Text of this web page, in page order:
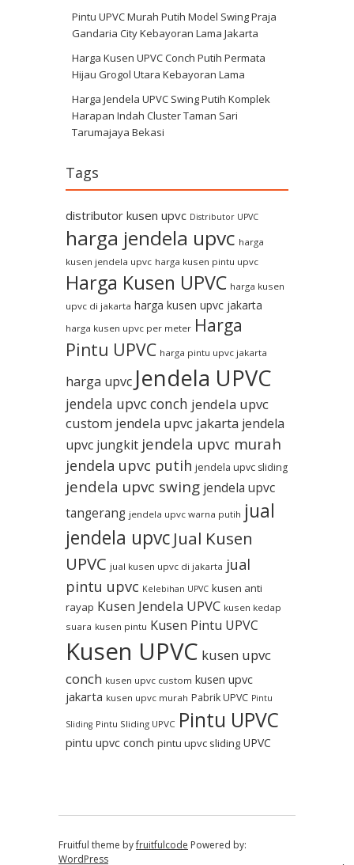
Pintu UPVC Murah Putih Model Swing Praja
Gandaria City Kebayoran Lama Jakarta
Harga Kusen UPVC Conch Putih Permata
Hijau Grogol Utara Kebayoran Lama
Harga Jendela UPVC Swing Putih Komplek
Harapan Indah Cluster Taman Sari
Tarumajaya Bekasi
Tags
distributor kusen upvc Distributor UPVC
harga jendela upvc harga
kusen jendela upvc harga kusen pintu upvc
Harga Kusen UPVC harga kusen
upvc di jakarta harga kusen upvc jakarta
harga kusen upvc per meter Harga
Pintu UPVC harga pintu upvc jakarta
harga upvc Jendela UPVC
jendela upvc conch jendela upvc
custom jendela upvc jakarta jendela
upvc jungkit jendela upvc murah
jendela upvc putih jendela upvc sliding
jendela upvc swing jendela upvc
tangerang jendela upvc warna putih jual
jendela upvc Jual Kusen
UPVC jual kusen upvc di jakarta jual
pintu upvc Kelebihan UPVC kusen anti
rayap Kusen Jendela UPVC kusen kedap
suara kusen pintu Kusen Pintu UPVC
Kusen UPVC kusen upvc
conch kusen upvc custom kusen upvc
jakarta kusen upvc murah Pabrik UPVC Pintu
Sliding Pintu Sliding UPVC Pintu UPVC
pintu upvc conch pintu upvc sliding UPVC
Fruitful theme byfruitfulcode Powered by:
WordPress